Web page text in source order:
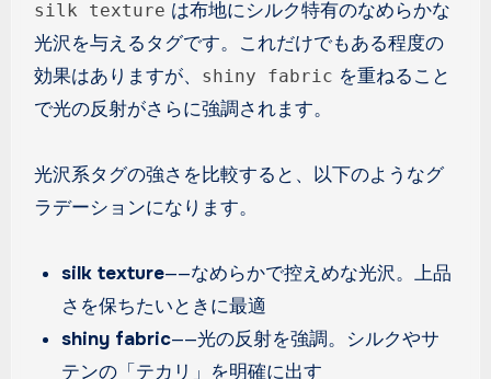
silk texture は布地にシルク特有のなめらかな
光沢を与えるタグです。これだけでもある程度の
効果はありますが、
shiny fabric を重ねること
で光の反射がさらに強調されます。
光沢系タグの強さを比較すると、以下のようなグ
ラデーションになります。
silk texture——なめらかで控えめな光沢。上品
さを保ちたいときに最適
shiny fabric——光の反射を強調。シルクやサ
テンの「テカリ」を明確に出す